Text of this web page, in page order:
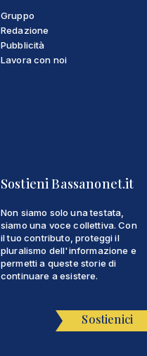
Gruppo
Redazione
Pubblicità
Lavora con noi
Sostieni Bassanonet.it
Non siamo solo una testata,
siamo una voce collettiva. Con
il tuo contributo, proteggi il
pluralismo dell'informazione e
permetti a queste storie di
continuare a esistere.
Sostienici